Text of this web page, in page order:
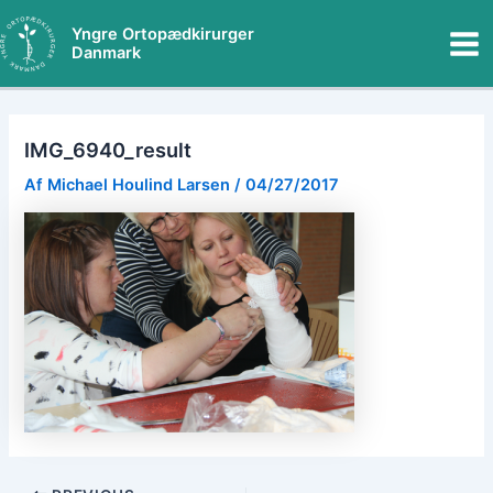
til
indholdet
Yngre Ortopædkirurger
Danmark
IMG_6940_result
Af Michael Houlind Larsen/04/27/2017